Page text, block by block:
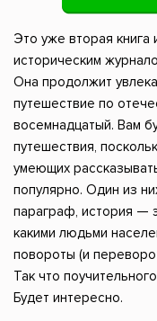
Это уже вторая книга
историческим
Она продолжит
путешествие по
восемнадцатый. Вам
путешествия,
умеющих
популярно. Один из
параграф, история —
какими людьми
повороты (и
Так что
Будет интересно.